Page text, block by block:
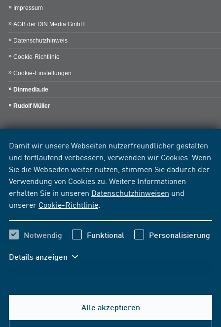
Damit wir unsere Webseiten nutzerfreundlicher gestalten
und fortlaufend verbessern, verwenden wir Cookies. Wenn
Sie die Webseiten weiter nutzen, stimmen Sie dadurch der
Verwendung von Cookies zu. Weitere Informationen
erhalten Sie in unseren Datenschutzhinweisen und
unserer Cookie-Richtlinie
Notwendig Funktional Personalisierung
Details anzeigen
Alle akzeptieren
Impressum
AGB der DIN Media GmbH
Datenschutzhinweis
Cookie-Richtlinie
Cookie-Einstellungen
Dinmedia.de
Rudolf Müller
Hilfe & Kontakt